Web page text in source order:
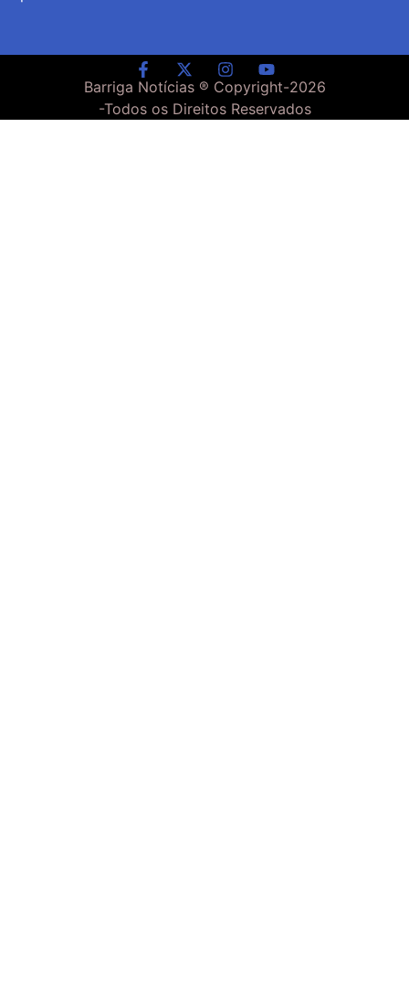
Barriga Notícias ® Copyright-2026
-Todos os Direitos Reservados